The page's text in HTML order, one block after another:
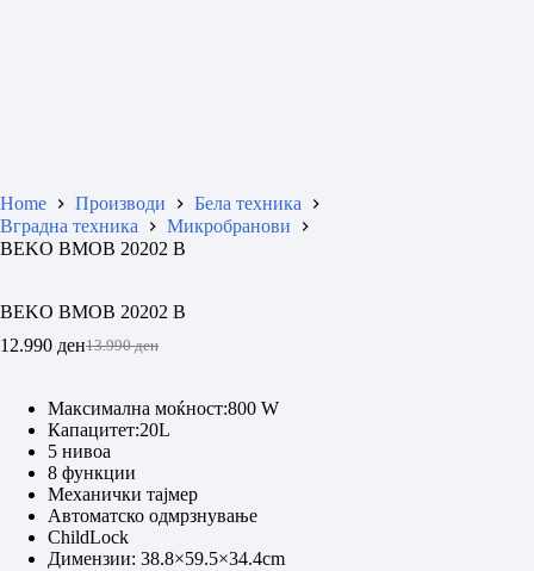
Home Производи
Бела техника
Вградна техника
Микробранови
BEKO BMOB 20202 B
BEKO BMOB 20202 B
13.990ден
Original
13.990 ден.
12.990 денCurrent
12.990 ден.
Максимална моќност:800 W
Капацитет:20L
5 нивоа
8 функции
Механички тајмер
Автоматско одмрзнување
ChildLock
Димензии: 38.8×59.5×34.4cm